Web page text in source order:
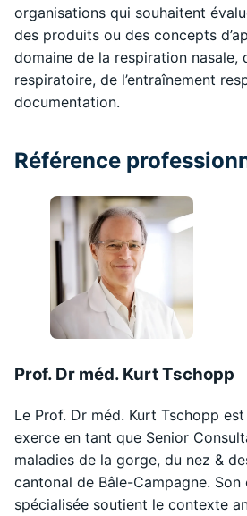
organisations qui souhaitent
des produits ou des concepts
domaine de la respiration nasale,
respiratoire, de l’entraînement
documentation.
Référence
Prof. Dr méd. Kurt Tschopp
Le Prof. Dr méd. Kurt Tschopp
exerce en tant que Senior
maladies de la gorge, du nez &
cantonal de Bâle-Campagne. Son
spécialisée soutient le contexte